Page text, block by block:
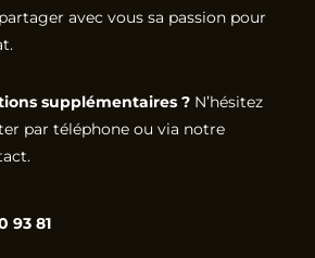
avec vous sa passion pour
supplémentaires ?N’hésitez
par téléphone ou via notre
93 81